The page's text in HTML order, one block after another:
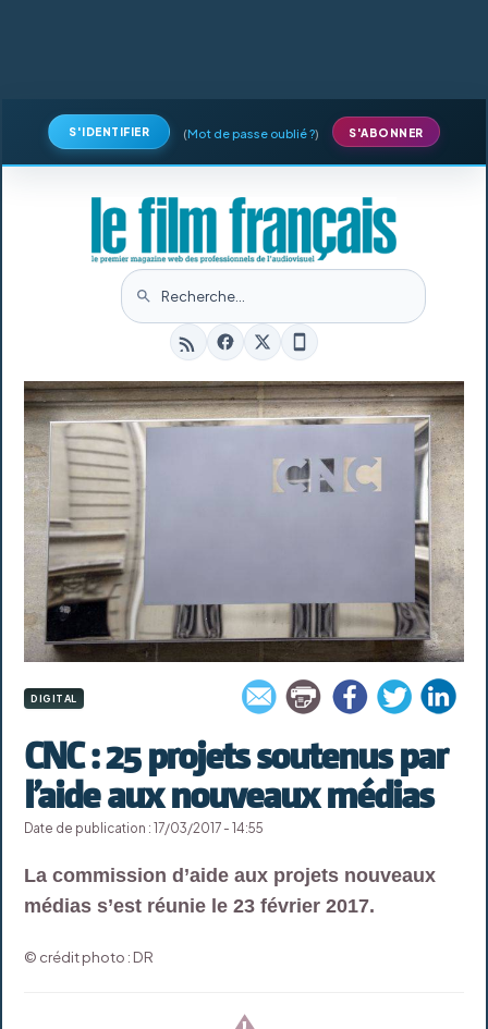
S'IDENTIFIER (Mot de passe oublié ?) S'ABONNER
DIGITAL
CNC : 25 projets soutenus par
l’aide aux nouveaux médias
Date de publication : 17/03/2017 - 14:55
La commission d’aide aux projets nouveaux
médias s’est réunie le 23 février 2017.
© crédit photo : DR